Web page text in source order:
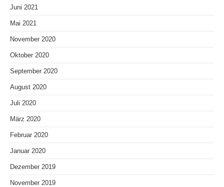
Juni 2021
Mai 2021
November 2020
Oktober 2020
September 2020
August 2020
Juli 2020
März 2020
Februar 2020
Januar 2020
Dezember 2019
November 2019